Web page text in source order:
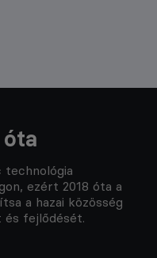
technológia
ezért 2018 óta a
a hazai közösség
és fejlődését.